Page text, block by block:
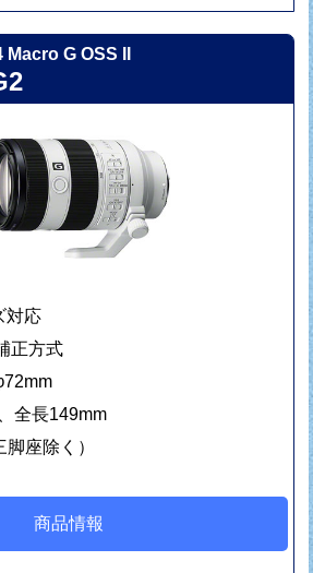
G OSS II
対応
正方式
全長149mm
座除く）
商品情報